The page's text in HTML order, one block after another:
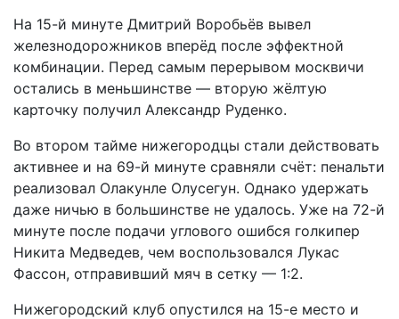
На 15-й минуте Дмитрий Воробьёв вывел
железнодорожников вперёд после эффектной
комбинации. Перед самым перерывом москвичи
остались в меньшинстве — вторую жёлтую
карточку получил Александр Руденко.
Во втором тайме нижегородцы стали действовать
активнее и на 69-й минуте сравняли счёт: пенальти
реализовал Олакунле Олусегун. Однако удержать
даже ничью в большинстве не удалось. Уже на 72-й
минуте после подачи углового ошибся голкипер
Никита Медведев, чем воспользовался Лукас
Фассон, отправивший мяч в сетку — 1:2.
Нижегородский клуб опустился на 15-е место и